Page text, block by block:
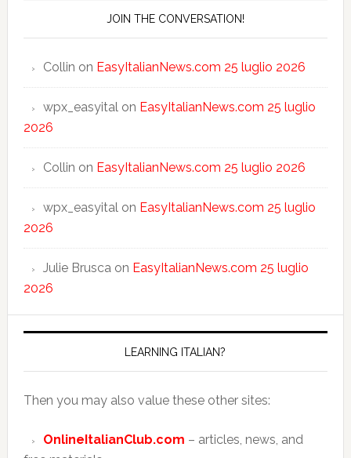
JOIN THE CONVERSATION!
Collin on EasyItalianNews.com 25 luglio 2026
wpx_easyitalon EasyItalianNews.com 25 luglio
2026
Collin on EasyItalianNews.com 25 luglio 2026
wpx_easyitalon EasyItalianNews.com 25 luglio
2026
Julie Bruscaon EasyItalianNews.com 25 luglio
2026
LEARNING ITALIAN?
Then you may also value these other sites:
OnlineItalianClub.com – articles, news, and